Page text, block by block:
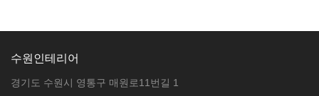
수원인테리어
경기도 수원시 영통구 매원로11번길 1